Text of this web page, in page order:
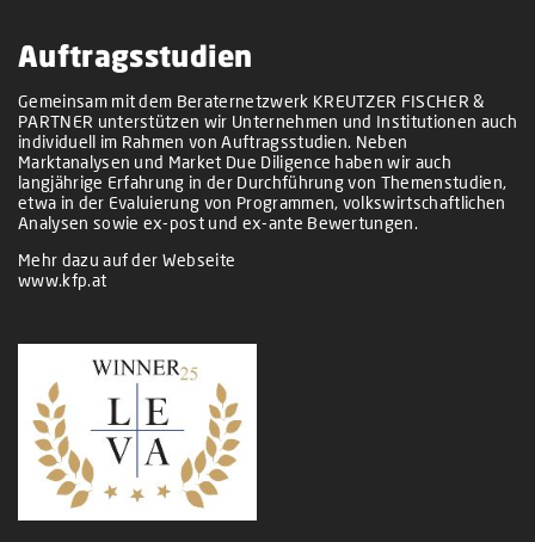
Auftragsstudien
Gemeinsam mit dem Beraternetzwerk KREUTZER FISCHER &
PARTNER unterstützen wir Unternehmen und Institutionen auch
individuell im Rahmen von Auftragsstudien. Neben
Marktanalysen und Market Due Diligence haben wir auch
langjährige Erfahrung in der Durchführung von Themenstudien,
etwa in der Evaluierung von Programmen, volkswirtschaftlichen
Analysen sowie ex-post und ex-ante Bewertungen.
Mehr dazu auf der Webseite
www.kfp.at